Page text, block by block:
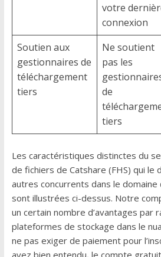
votre
connexion
Soutien aux
gestionnaires de
téléchargement
tiers
Ne soutient
pas les
de
tiers
Les caractéristiques distinctes du
de fichiers de Catshare (FHS) qui le
autres concurrents dans le domaine
sont illustrées ci-dessus. Notre
un certain nombre d’avantages par
plateformes de stockage dans le
ne pas exiger de paiement pour
avez bien entendu, le compte